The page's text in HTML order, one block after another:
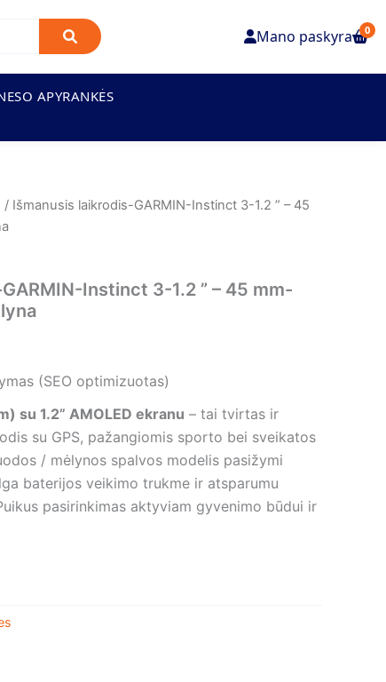
Mano paskyra 0
APYRANKĖS
/ Išmanusis laikrodis-GARMIN-Instinct 3-1.2 ” – 45
Instinct 3-1.2 ” – 45 mm-
(SEO optimizuotas)
su 1.2” AMOLED ekranu – tai tvirtas ir
su GPS, pažangiomis sporto bei sveikatos
/ mėlynos spalvos modelis pasižymi
baterijos veikimo trukme ir atsparumu
pasirinkimas aktyviam gyvenimo būdui ir